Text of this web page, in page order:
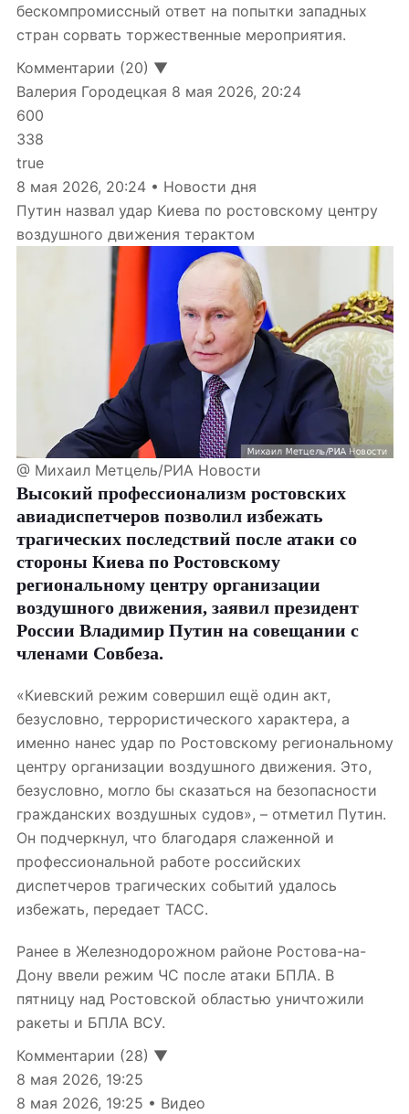
бескомпромиссный ответ на попытки западных
стран сорвать торжественные мероприятия.
Комментарии (20) ▼
Валерия Городецкая 8 мая 2026, 20:24
600
338
true
8 мая 2026, 20:24 • Новости дня
Путин назвал удар Киева по ростовскому центру
воздушного движения терактом
@ Михаил Метцель/РИА Новости
Высокий профессионализм ростовских
авиадиспетчеров позволил избежать
трагических последствий после атаки со
стороны Киева по Ростовскому
региональному центру организации
воздушного движения, заявил президент
России Владимир Путин на совещании с
членами Совбеза.
«Киевский режим совершил ещё один акт,
безусловно, террористического характера, а
именно нанес удар по Ростовскому региональному
центру организации воздушного движения. Это,
безусловно, могло бы сказаться на безопасности
гражданских воздушных судов», – отметил Путин.
Он подчеркнул, что благодаря слаженной и
профессиональной работе российских
диспетчеров трагических событий удалось
избежать, передает ТАСС.
Ранее в Железнодорожном районе Ростова-на-
Дону ввели режим ЧС после атаки БПЛА. В
пятницу над Ростовской областью уничтожили
ракеты и БПЛА ВСУ.
Комментарии (28) ▼
8 мая 2026, 19:25
8 мая 2026, 19:25 • Видео